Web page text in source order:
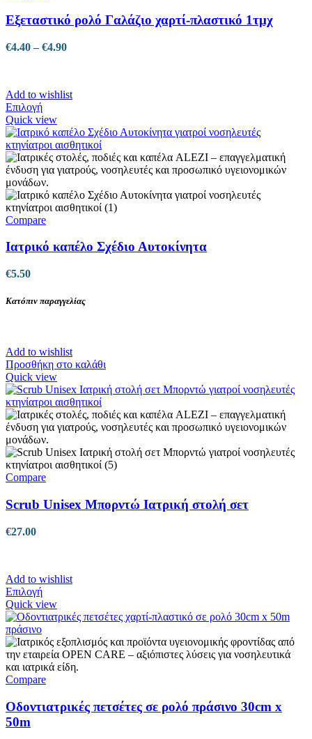
στη
σελίδα
του
προϊόντος
Εξεταστικό ρολό Γαλάζιο χαρτί-πλαστικό 1τμχ
€4.40 – €4.90Price
€4.90
Add to wishlist
ΕπιλογήΑυτό
το
προϊόν
έχει
πολλαπλές
παραλλαγές.
Οι
επιλογές
μπορούν
να
στη
Quick view
Compare
Ιατρικό καπέλο Σχέδιο Αυτοκίνητα
€5.50
Κατόπιν παραγγελίας
Add to wishlist
Προσθήκη στο καλάθι
Quick view
Compare
Scrub Unisex Μπορντώ Ιατρική στολή σετ
€27.00
Add to wishlist
ΕπιλογήΑυτό
το
προϊόν
πολλαπλές
παραλλαγές.
Οι
επιλογές
να
επιλεγούν
Quick view
Compare
Οδοντιατρικές πετσέτες σε ρολό πράσινο 30cm x
50m